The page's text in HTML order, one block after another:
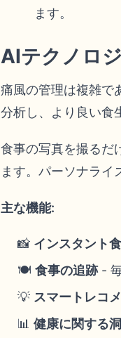
ます。
AIテクノロ
痛風の管理は複雑で
分析し、より良い食
食事の写真を撮るだ
ます。パーソナライ
主な機能:
📸 インスタント
🍽️ 食事の追跡-
💡 スマートレコ
📊 健康に関する